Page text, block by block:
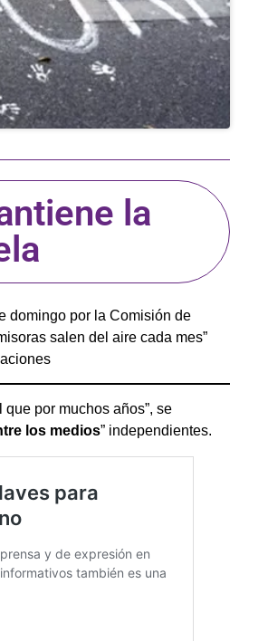
la
domingo por la Comisión de
salen del aire cada mes”
por muchos años”, se
los medios” independientes.